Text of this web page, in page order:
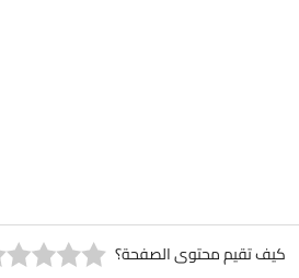
كيف تقيم محتوى الصفحة؟